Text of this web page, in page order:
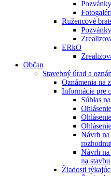
Ružencové
Pozvánky
ERkO
Občan
Stavebný úrad a
Oznámenia na
Informácie pre
Súhlas
Návrh
Návrh na
na stavbu
Žiadosti